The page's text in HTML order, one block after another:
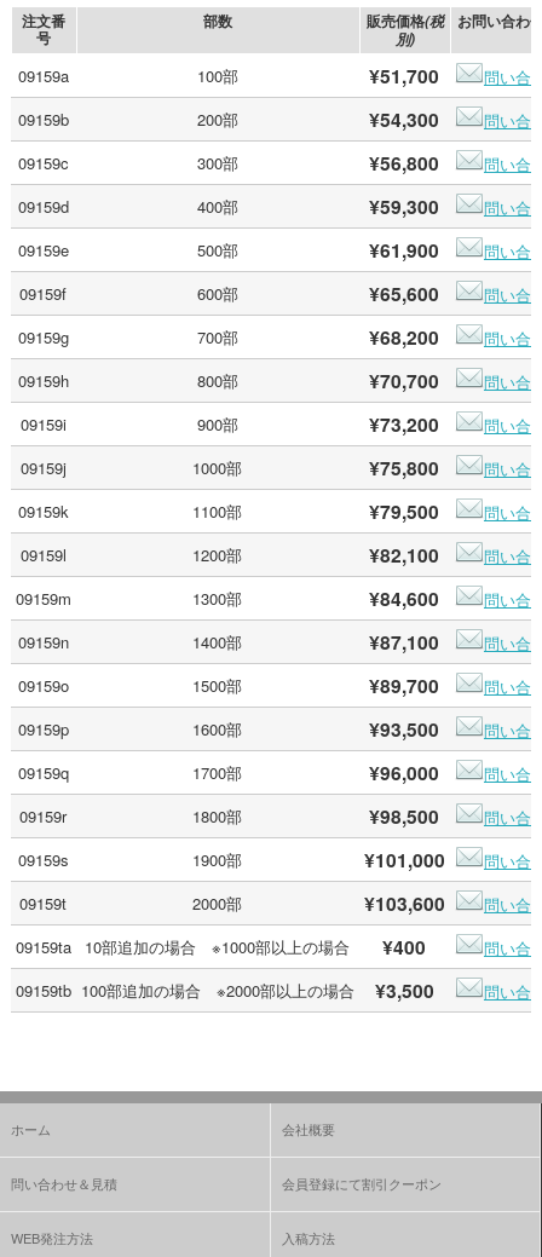
注文番
号
部数 販売価格(税
別)
お問い合わ
09159a 100部 ¥51,700
問い合
09159b
200部 ¥54,300
問い合
09159c
300部 ¥56,800
問い合
09159d
400部 ¥59,300
問い合
09159e
500部 ¥61,900
問い合
09159f
600部 ¥65,600
問い合
09159g
700部 ¥68,200
問い合
09159h
800部 ¥70,700
問い合
09159i
900部 ¥73,200
問い合
09159j
1000部 ¥75,800
問い合
09159k
1100部 ¥79,500
問い合
09159l
1200部 ¥82,100
問い合
09159m
1300部 ¥84,600
問い合
09159n
1400部 ¥87,100
問い合
09159o
1500部 ¥89,700
問い合
09159p
1600部 ¥93,500
問い合
09159q
1700部 ¥96,000
問い合
09159r
1800部 ¥98,500
問い合
09159s
1900部 ¥101,000
問い合
09159t
2000部 ¥103,600
問い合
09159ta
10部追加の場合 ※1000部以上の場合 ¥400
問い合
09159tb 100部追加の場合 ※2000部以上の場合 ¥3,500 問い合
ホーム 会社概要
問い合わせ＆見積 会員登録にて割引クーポン
WEB発注方法 入稿方法